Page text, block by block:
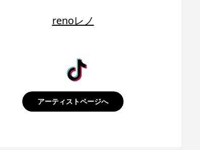
renoレノ
アーティストページへ